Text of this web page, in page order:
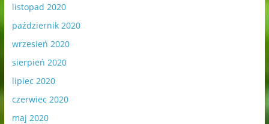
listopad 2020
październik 2020
wrzesień 2020
sierpień 2020
lipiec 2020
czerwiec 2020
maj 2020